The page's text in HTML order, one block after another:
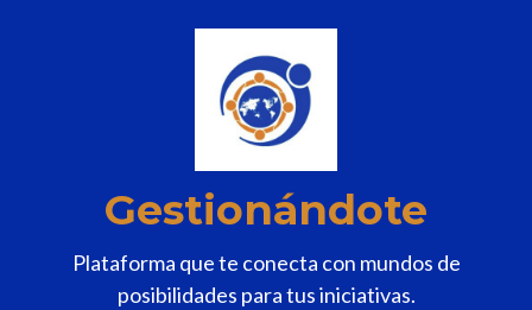
Gestionándote
Plataforma que te conecta con mundos de
posibilidades para tus iniciativas.